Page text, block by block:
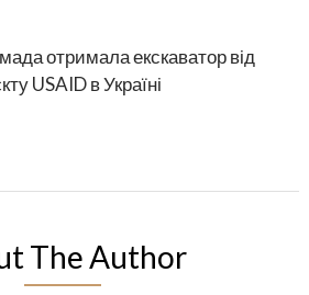
отримала екскаватор від
USAID в Україні
The Author